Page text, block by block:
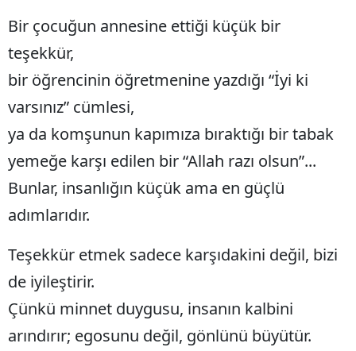
Yalova
Osmaniye
Düzce
Bir çocuğun annesine ettiği küçük bir
teşekkür,
bir öğrencinin öğretmenine yazdığı “İyi ki
varsınız” cümlesi,
ya da komşunun kapımıza bıraktığı bir tabak
yemeğe karşı edilen bir “Allah razı olsun”...
Bunlar, insanlığın küçük ama en güçlü
adımlarıdır.
Teşekkür etmek sadece karşıdakini değil, bizi
de iyileştirir.
Çünkü minnet duygusu, insanın kalbini
arındırır; egosunu değil, gönlünü büyütür.